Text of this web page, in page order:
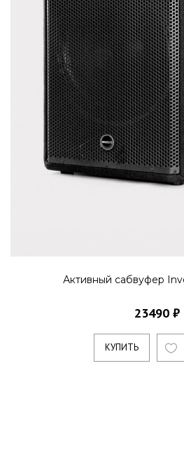
Активный сабвуфер
23490 ₽
КУПИТЬ